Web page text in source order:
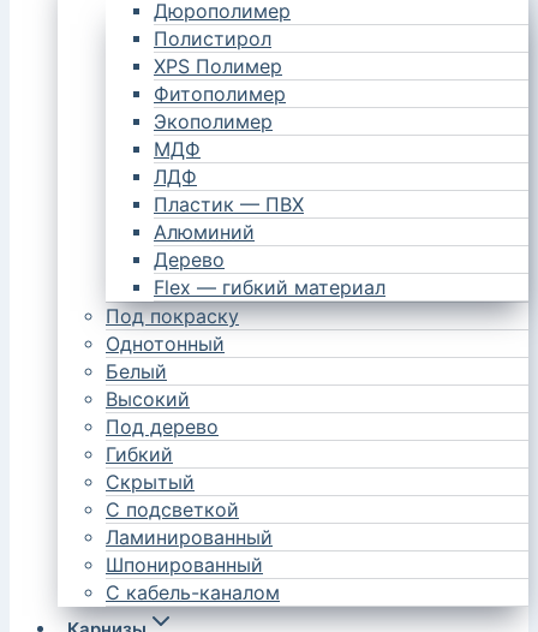
Дюрополимер
Полистирол
XPS Полимер
Фитополимер
Экополимер
МДФ
ЛДФ
Пластик — ПВХ
Алюминий
Дерево
Flex — гибкий материал
Под покраску
Однотонный
Белый
Высокий
Под дерево
Гибкий
Скрытый
С подсветкой
Ламинированный
Шпонированный
С кабель-каналом